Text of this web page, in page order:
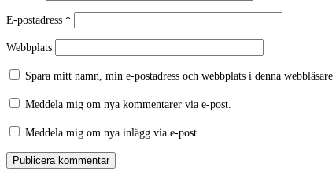
E-postadress *
Webbplats
Spara mitt namn, min e-postadress och webbplats i denna
Meddela mig om nya kommentarer via e-post.
Meddela mig om nya inlägg via e-post.